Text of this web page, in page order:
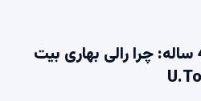
بررسی واقعیت چرخه 4 ساله: چرا رالی بهاری بیت